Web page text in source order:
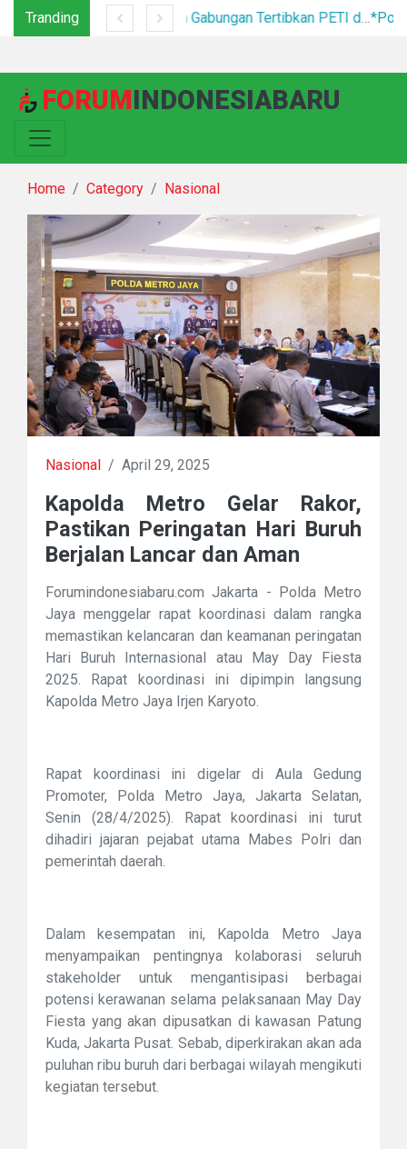
TrandingTim Jatanras Polres Simalungun Bersama Polsek Gunung Malela Tangkap Tersangka Curas di Riau Usai Buron Lintas Provinsi Tim Gabungan Tertibkan PETI di Pegagan Hilir, 47 Camp Hingga Mesin Dimusnahkan
FORUMINDONESIABARU
Home Category Nasional
Nasional / April 29, 2025
Kapolda Metro Gelar Rakor,
Pastikan Peringatan Hari Buruh
Berjalan Lancar dan Aman
Forumindonesiabaru.com Jakarta - Polda Metro
Jaya menggelar rapat koordinasi dalam rangka
memastikan kelancaran dan keamanan peringatan
Hari Buruh Internasional atau May Day Fiesta
2025. Rapat koordinasi ini dipimpin langsung
Kapolda Metro Jaya Irjen Karyoto.
Rapat koordinasi ini digelar di Aula Gedung
Promoter, Polda Metro Jaya, Jakarta Selatan,
Senin (28/4/2025). Rapat koordinasi ini turut
dihadiri jajaran pejabat utama Mabes Polri dan
pemerintah daerah.
Dalam kesempatan ini, Kapolda Metro Jaya
menyampaikan pentingnya kolaborasi seluruh
stakeholder untuk mengantisipasi berbagai
potensi kerawanan selama pelaksanaan May Day
Fiesta yang akan dipusatkan di kawasan Patung
Kuda, Jakarta Pusat. Sebab, diperkirakan akan ada
puluhan ribu buruh dari berbagai wilayah mengikuti
kegiatan tersebut.